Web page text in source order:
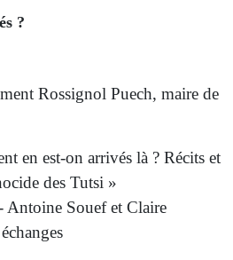
?
Rossignol Puech, maire de
en est-on arrivés là ? Récits et
des Tutsi »
Antoine Souef et Claire